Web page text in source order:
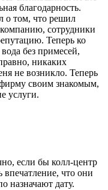
благодарность.
о том, что решил
сотрудники
Теперь ко
без примесей,
никаких
не возникло. Теперь
фирму своим знакомым,
услуги.
если бы колл-центр
что они
назначают дату.